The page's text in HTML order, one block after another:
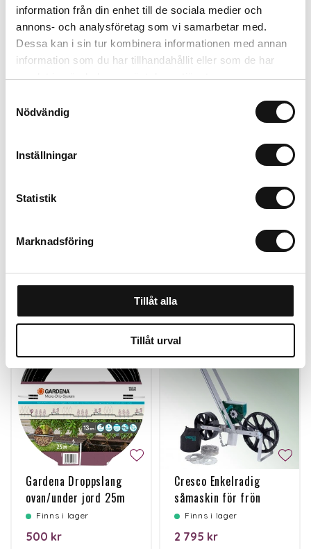
information från din enhet till de sociala medier och
annons- och analysföretag som vi samarbetar med.
Dessa kan i sin tur kombinera informationen med annan
information som du har tillhandahållit eller som de har
samlat in när du har använt deras tjänster.
Nödvändig
Inställningar
Statistik
Marknadsföring
Tillåt alla
Tillåt urval
Personalen tipsar
Gardena Droppslang
ovan/under jord 25m
Finns i lager
500 kr
Cresco Enkelradig
såmaskin för frön
Finns i lager
2 795 kr